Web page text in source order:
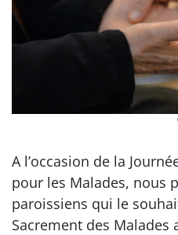
A l’occasion de la
pour les Malades, nous
paroissiens qui le
Sacrement des Malades